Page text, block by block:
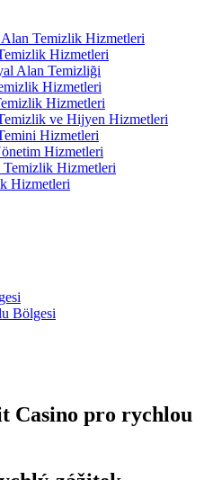
Temizlik Hizmetleri
Hizmetleri
Alan Temizliği
Hizmetleri
Hizmetleri
ve Hijyen Hizmetleri
Hizmetleri
Hizmetleri
Hizmetleri
Hizmetleri
Bölgesi
Casino pro rychlou